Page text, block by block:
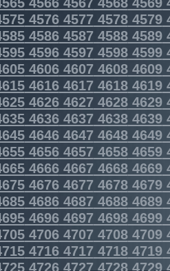
4576457745784579
4586458745884589
4596459745984599
46064607 46084609
46164617 46184619
46264627 46284629
4636463746384639
4646464746484649
4656465746584659
46664667 46684669
46764677 46784679
46864687 46884689
46964697 46984699
47064707 47084709
47164717 47184719
4726472747284729